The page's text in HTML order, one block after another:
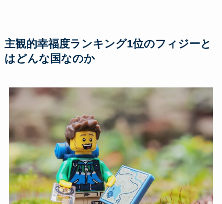
主観的幸福度ランキング1位のフィジーと
はどんな国なのか